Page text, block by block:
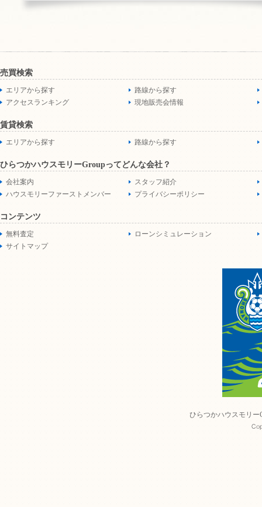
売買検索
エリアから探す
路線から探す
アクセスランキング
現地販売会情報
賃貸検索
エリアから探す 路線から探す
ひらつかハウスモリーGroupってどんな会社？
会社案内
スタッフ紹介
ハウスモリーファーストメンバー
プライバシーポリシー
コンテンツ
無料査定
ローンシミュレーション
サイトマップ
ひらつかハウスモリ